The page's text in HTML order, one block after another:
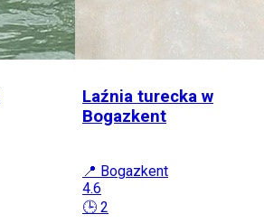
Laźnia turecka w
Bogazkent
📍 Bogazkent
4.6
🕒 2